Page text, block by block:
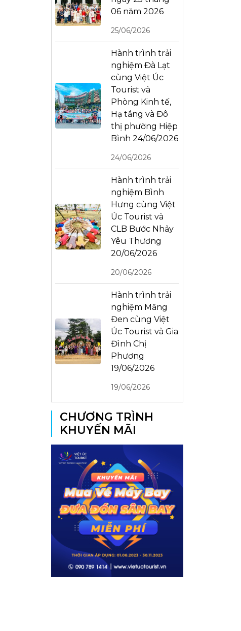
06 năm 2026
25/06/2026
Hành trình trải
nghiệm Đà Lạt
cùng Việt Úc
Tourist và
Phòng Kinh tế,
Hạ tầng và Đô
thị phường Hiệp
Bình 24/06/2026
24/06/2026
Hành trình trải
nghiệm Bình
Hưng cùng Việt
Úc Tourist và
CLB Bước Nhảy
Yêu Thương
20/06/2026
20/06/2026
Hành trình trải
nghiệm Măng
Đen cùng Việt
Úc Tourist và Gia
Đình Chị
Phương
19/06/2026
19/06/2026
CHƯƠNG TRÌNH
KHUYẾN MÃI